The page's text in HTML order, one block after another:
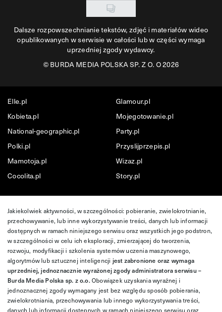
Dalsze rozpowszechnianie tekstów, zdjęć i materiałów wideo
opublikowanych w serwisie w całości lub w części wymaga
uprzedniej zgody wydawcy.
©BURDA MEDIA POLSKA SP. Z O. O 2026
Elle.pl
Glamour.pl
Kobieta.pl
Mojegotowanie.pl
National-geographic.pl
Party.pl
Polki.pl
Przyslijprzepis.pl
Mamotoja.pl
Wizaz.pl
Cocolita.pl
Story.pl
Jakiekolwiek aktywności, w szczególności: pobieranie, zwielokrotnianie,
przechowywanie, lub inne wykorzystywanie treści, danych lub informacji
dostępnych w ramach niniejszego serwisu oraz wszystkich jego podstron,
w szczególności w celu ich eksploracji, zmierzającej do tworzenia,
rozwoju, modyfikacji i szkolenia systemów uczenia maszynowego,
algorytmów lub sztucznej inteligencji jest zabronione oraz wymaga
uprzedniej, jednoznacznie wyrażonej zgody administratora serwisu –
Burda Media Polska sp. z o.o.Obowiązek uzyskania wyraźnej i
jednoznacznej zgody wymagany jest bez względu sposób pobierania,
zwielokrotniania, przechowywania lub innego wykorzystywania treści,
danych lub informacji dostępnych w ramach niniejszego serwisu oraz